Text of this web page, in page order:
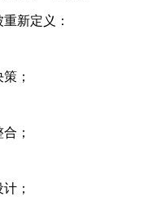
新定义：
；
；
；